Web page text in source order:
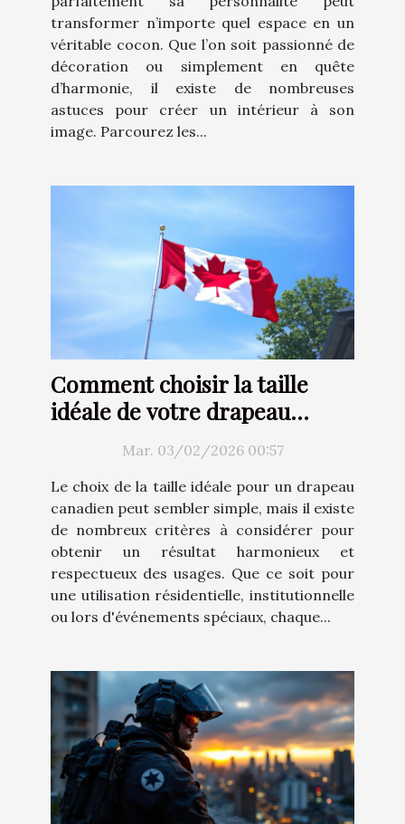
transformer n’importe quel espace en un
véritable cocon. Que l’on soit passionné de
décoration ou simplement en quête
d’harmonie, il existe de nombreuses
astuces pour créer un intérieur à son
image. Parcourez les...
Comment choisir la taille
idéale de votre drapeau
canadien ?Mar. 03/02/2026 00:57
Le choix de la taille idéale pour un drapeau
canadien peut sembler simple, mais il existe
de nombreux critères à considérer pour
obtenir un résultat harmonieux et
respectueux des usages. Que ce soit pour
une utilisation résidentielle, institutionnelle
ou lors d'événements spéciaux, chaque...